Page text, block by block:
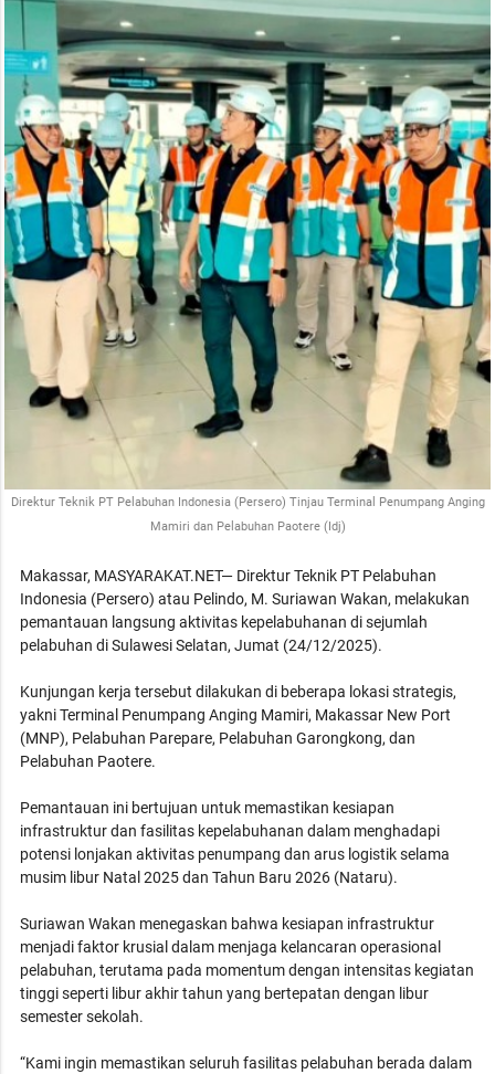
Direktur Teknik PT Pelabuhan Indonesia (Persero) Tinjau Terminal Penumpang Anging
Mamiri dan Pelabuhan Paotere (Idj)
Makassar, MASYARAKAT.NET— Direktur Teknik PT Pelabuhan
Indonesia (Persero) atau Pelindo, M. Suriawan Wakan, melakukan
pemantauan langsung aktivitas kepelabuhanan di sejumlah
pelabuhan di Sulawesi Selatan, Jumat (24/12/2025).
Kunjungan kerja tersebut dilakukan di beberapa lokasi strategis,
yakni Terminal Penumpang Anging Mamiri, Makassar New Port
(MNP), Pelabuhan Parepare, Pelabuhan Garongkong, dan
Pelabuhan Paotere.
Pemantauan ini bertujuan untuk memastikan kesiapan
infrastruktur dan fasilitas kepelabuhanan dalam menghadapi
potensi lonjakan aktivitas penumpang dan arus logistik selama
musim libur Natal 2025 dan Tahun Baru 2026 (Nataru).
Suriawan Wakan menegaskan bahwa kesiapan infrastruktur
menjadi faktor krusial dalam menjaga kelancaran operasional
pelabuhan, terutama pada momentum dengan intensitas kegiatan
tinggi seperti libur akhir tahun yang bertepatan dengan libur
semester sekolah.
“Kami ingin memastikan seluruh fasilitas pelabuhan berada dalam